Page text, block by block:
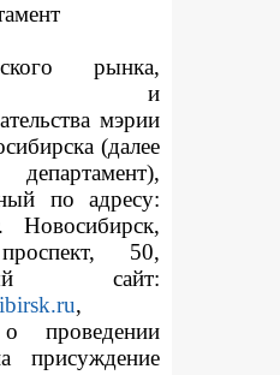
рынка,
и
мэрии
(далее
по адресу:
Новосибирск,
50,
сайт:
,
проведении
присуждение